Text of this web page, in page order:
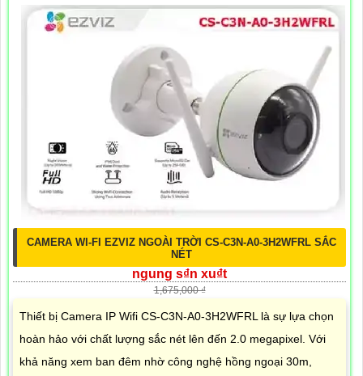
CAMERA WI-FI EZVIZ NGOÀI TRỜI CS-C3N-A0-3H2WFRL SẮC
NÉT
ngung s₫n xu₫t
1,675,000 ₫
Thiết bị Camera IP Wifi CS-C3N-A0-3H2WFRL là sự lựa chọn
hoàn hảo với chất lượng sắc nét lên đến 2.0 megapixel. Với
khả năng xem ban đêm nhờ công nghệ hồng ngoại 30m,